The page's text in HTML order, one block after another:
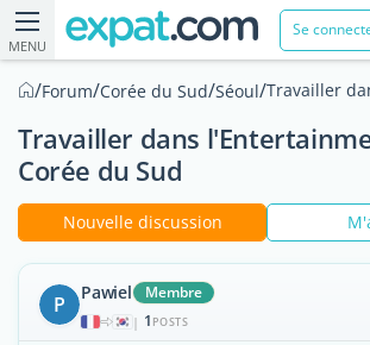
MENU
Se
/Forum/Corée du Sud/Séoul/Travailler
Travailler dans
Corée du Sud
Nouvelle discussion
P Pawiel Membre
| 1 POSTS